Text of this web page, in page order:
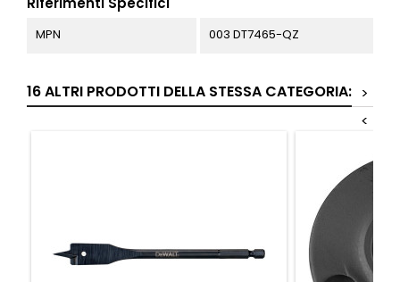
MPN 003 DT7465-QZ
16 ALTRI PRODOTTI DELLA STESSA CATEGORIA: >
<